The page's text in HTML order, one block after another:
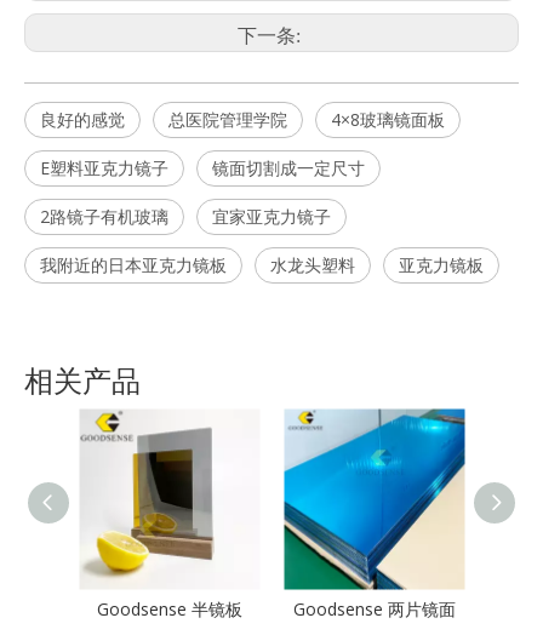
下一条:
良好的感觉 总医院管理学院 4×8玻璃镜面板
E塑料亚克力镜子 镜面切割成一定尺寸
2路镜子有机玻璃 宜家亚克力镜子
我附近的日本亚克力镜板 水龙头塑料 亚克力镜板
相关产品
Goodsense 半镜板 Goodsense 两片镜面